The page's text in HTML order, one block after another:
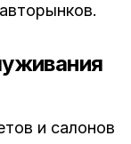
и салонов